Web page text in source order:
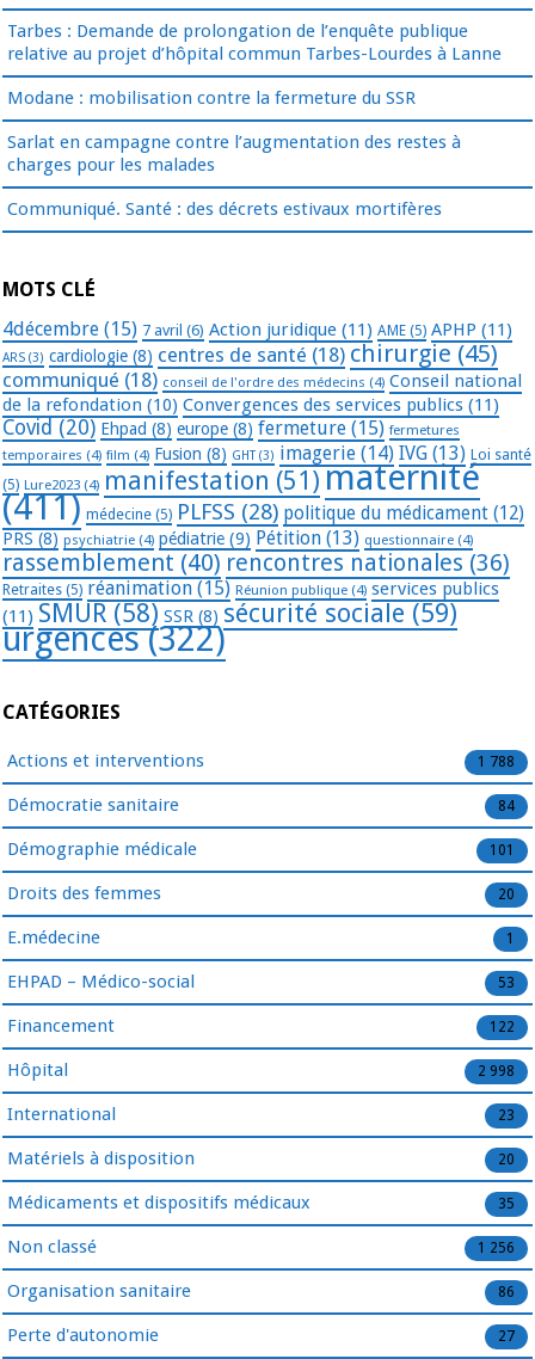
Tarbes : Demande de prolongation de l’enquête publique
relative au projet d’hôpital commun Tarbes-Lourdes à Lanne
Modane : mobilisation contre la fermeture du SSR
Sarlat en campagne contre l’augmentation des restes à
charges pour les malades
Communiqué. Santé : des décrets estivaux mortifères
MOTS CLÉ
4décembre (15) 7 avril (6) Action juridique (11) AME (5) APHP (11)
ARS (3) cardiologie (8) centres de santé (18) chirurgie (45)
communiqué (18) conseil de l'ordre des médecins (4) Conseil national
de la refondation (10) Convergences des services publics (11)
Covid (20) Ehpad (8) europe (8) fermeture (15) fermetures
temporaires (4) film (4) Fusion (8) GHT(3) imagerie (14) IVG (13) Loi santé
(5) Lure2023 (4) manifestation (51) maternité
(411) médecine (5) PLFSS (28) politique du médicament (12)
PRS (8) psychiatrie (4) pédiatrie (9) Pétition (13) questionnaire (4)
rassemblement (40) rencontres nationales (36)
Retraites (5) réanimation (15) Réunion publique (4) services publics
(11) SMUR (58) SSR (8) sécurité sociale (59)
urgences(322)
CATÉGORIES
Actions et interventions 1 788
Démocratie sanitaire 84
Démographie médicale 101
Droits des femmes 20
E.médecine 1
EHPAD – Médico-social 53
Financement 122
Hôpital 2 998
International 23
Matériels à disposition 20
Médicaments et dispositifs médicaux 35
Non classé 1 256
Organisation sanitaire 86
Perte d'autonomie 27